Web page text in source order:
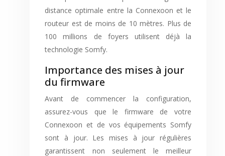
distance optimale entre la Connexoon et le
routeur est de moins de 10 mètres. Plus de
100 millions de foyers utilisent déjà la
technologie Somfy.
Importance des mises à jour
du firmware
Avant de commencer la configuration,
assurez-vous que le firmware de votre
Connexoon et de vos équipements Somfy
sont à jour. Les mises à jour régulières
garantissent non seulement le meilleur